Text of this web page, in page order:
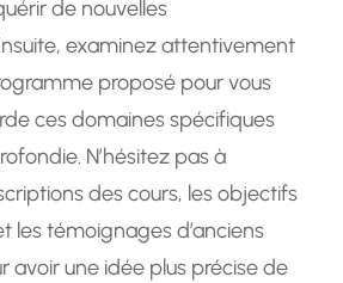
de nouvelles
examinez attentivement
proposé pour vous
ces domaines spécifiques
N’hésitez pas à
des cours, les objectifs
les témoignages d’anciens
avoir une idée plus précise de